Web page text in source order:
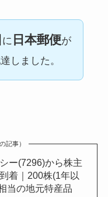
に 日本郵便が
しました。
記事）
ー(7296)から株主
着｜200株(1年以
当の地元特産品